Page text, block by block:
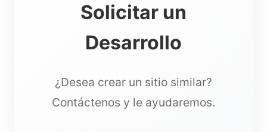
Solicitar un
Desarrollo
¿Desea crear un sitio similar?
Contáctenos y le ayudaremos.